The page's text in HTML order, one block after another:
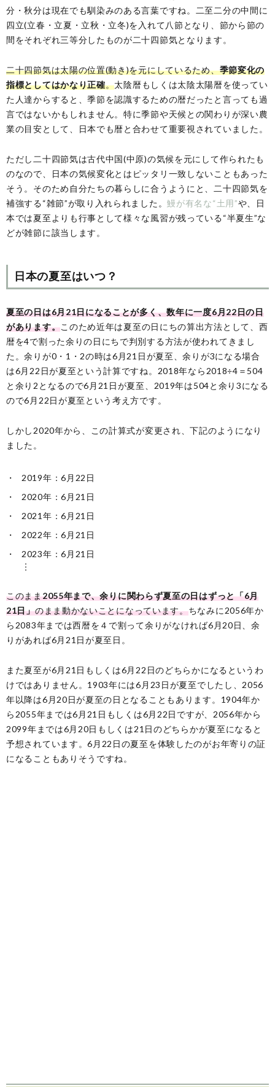
分・秋分は現在でも馴染みのある言葉ですね。二至二分の中間に
四立(立春・立夏・立秋・立冬)を入れて八節となり、節から節の
間をそれぞれ三等分したものが二十四節気となります。
二十四節気は太陽の位置(動き)を元にしているため、季節変化の
指標としてはかなり正確。太陰暦もしくは太陰太陽暦を使ってい
た人達からすると、季節を認識するための暦だったと言っても過
言ではないかもしれません。特に季節や天候との関わりが深い農
業の目安として、日本でも暦と合わせて重要視されていました。
ただし二十四節気は古代中国(中原)の気候を元にして作られたも
のなので、日本の気候変化とはピッタリ一致しないこともあった
そう。そのため自分たちの暮らしに合うようにと、二十四節気を
補強する“雑節”が取り入れられました。鰻が有名な“土用”や、日
本では夏至よりも行事として様々な風習が残っている“半夏生”な
どが雑節に該当します。
日本の夏至はいつ？
夏至の日は6月21日になることが多く、数年に一度6月22日の日
があります。このため近年は夏至の日にちの算出方法として、西
暦を4で割った余りの日にちで判別する方法が使われてきまし
た。余りが0・1・2の時は6月21日が夏至、余りが3になる場合
は6月22日が夏至という計算ですね。2018年なら2018÷4＝504
と余り2となるので6月21日が夏至、2019年は504と余り3になる
ので6月22日が夏至という考え方です。
しかし2020年から、この計算式が変更され、下記のようになり
ました。
2019年：6月22日
2020年：6月21日
2021年：6月21日
2022年：6月21日
2023年：6月21日
︙
このまま2055年まで、余りに関わらず夏至の日はずっと「6月
21日」のまま動かないことになっています。ちなみに2056年か
ら2083年までは西暦を４で割って余りがなければ6月20日、余
りがあれば6月21日が夏至日。
また夏至が6月21日もしくは6月22日のどちらかになるというわ
けではありません。1903年には6月23日が夏至でしたし、2056
年以降は6月20日が夏至の日となることもあります。1904年か
ら2055年までは6月21日もしくは6月22日ですが、2056年から
2099年までは6月20日もしくは21日のどちらかが夏至になると
予想されています。6月22日の夏至を体験したのがお年寄りの証
になることもありそうですね。